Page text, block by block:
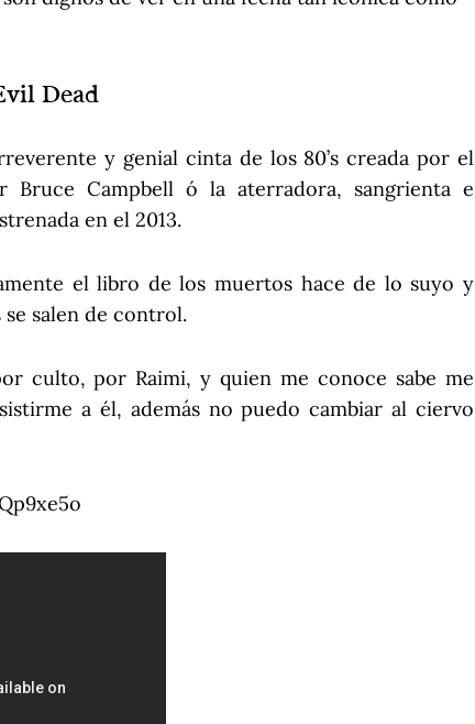
Dead
y genial cinta de los 80’s creada por el
Bruce Campbell ó la aterradora, sangrienta e
en el 2013.
el libro de los muertos hace de lo suyo y
se salen de control.
culto, por Raimi, y quien me conoce sabe me
a él, además no puedo cambiar al ciervo